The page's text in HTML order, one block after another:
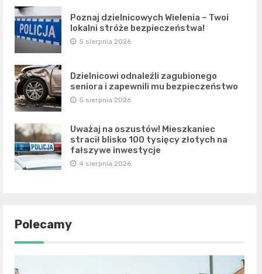
Poznaj dzielnicowych Wielenia – Twoi
lokalni stróże bezpieczeństwa!
5 sierpnia 2026
Dzielnicowi odnaleźli zagubionego
seniora i zapewnili mu bezpieczeństwo
5 sierpnia 2026
Uważaj na oszustów! Mieszkaniec
stracił blisko 100 tysięcy złotych na
fałszywe inwestycje
4 sierpnia 2026
Polecamy